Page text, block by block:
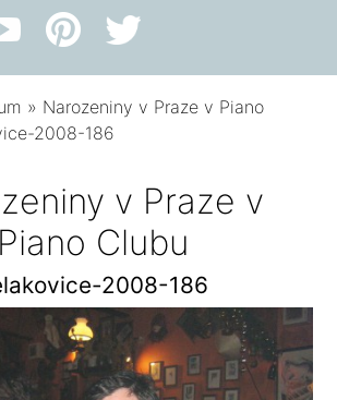
» Narozeniny v Praze v Piano
2008-186
v Praze v
Piano Clubu
2008-186